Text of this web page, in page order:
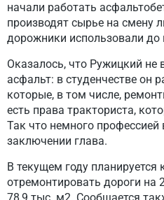
начали работать
производят сырье на смену
дорожники использовали до
Оказалось, что Ружицкий не
асфальт: в студенчестве он
которые, в том числе,
есть права тракториста,
Так что немного профессией
заключении глава.
В текущем году планируется
отремонтировать дороги